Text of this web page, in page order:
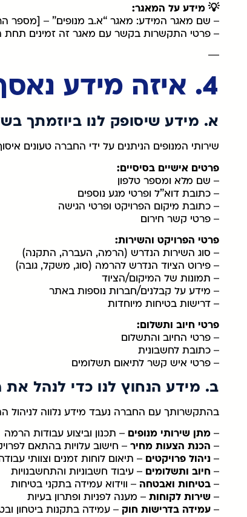
💡 מידע על המאגר:
– שם מאגר המידע: מאגר “א.ב מנופים” – [מספר
– פרטי התקשרות בקשר עם מאגר זה זמינים תחת
—
4. איזה מידע נאסף אודותיי, כיצד ומדוע?
א. מידע שיסופק לנו ביוזמתך
שירותי המנופים הניתנים על ידי החברה טעונים
פרטים אישיים בסיסיים:
– שם מלא ומספר טלפון
– כתובת דוא”ל ופרטי מגע נוספים
– כתובת מיקום הפרויקט ופרטי הגישה
– פרטי קשר חירום
פרטי הפרויקט והשירות:
– סוג השירות הנדרש (הרמה, העברה, התקנה)
– פירוט הציוד הנדרש להרמה (סוג, משקל, גובה)
– תמונות של המיקום/הציוד
– מידע על קבלנים/חברות נוספות באתר
– דרישות בטיחות מיוחדות
פרטי חיוב ותשלום:
– פרטי החיוב והתשלום
– כתובת לחשבונית
– פרטי איש קשר לתיאום תשלומים
ב. מידע הנחוץ לנו כדי לנהל את
בהתקשרותך עם החברה נעבד מידע נלווה לניהול
–מתן שירותי מנופים – תכנון וביצוע עבודות הרמה
– הכנת הצעות מחיר – חישוב עלויות בהתאם
– ניהול פרויקטים – תיאום לוחות זמנים וצוותי
– חיוב ותשלומים – עיבוד חשבוניות והתחשבנויות
–בטיחות ואבטחה – ווידוא עמידה בתקני בטיחות
–שירות לקוחות – מענה לפניות ופתרון בעיות
–עמידה בדרישות חוק – עמידה בתקנות ביטחון